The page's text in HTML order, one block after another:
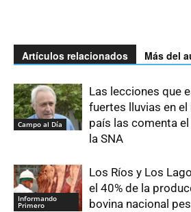
Artículos relacionados Más del
Campo al Día
Las lecciones que
fuertes lluvias en
país las comenta
la SNA
Informando
Primero
Los Ríos y Los
el 40% de la
bovina nacional